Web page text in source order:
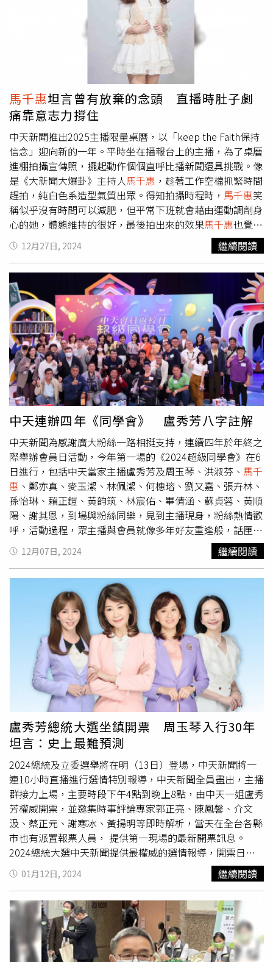
著討論熱度越炒越熱，期間不少議員、名嘴也陸續加入「祭
品文」行列，雞排、珍奶一路加碼，最後意外演變成大型兌
透露，這是自己第一次加入「祭品文賭
注」，沒想到一次就成真，讓她笑稱「真的太意外了」，過
去她在節目中也見過許多來賓發祭品文，但最後都因沒有成
透露自己私下其實不喝珍珠奶茶，這
次為了訂飲料，還認真問了同事普遍大都喜好的甜度、冰
度，「我平常都喝無糖，最多加一點珍珠而已，後來決定直
接交給飲料店，畢竟還是要符合大家口味。」
初都沒料到事情會兌現，「但這次就是大家吃得開心，也是
放鬆心情的一種。」至於日後若再被拱著要打賭，她立刻笑
喊：「之後再被問我一定會三思，不會這麼快就答應。」
馬千惠坦言曾有放棄的念頭 直播時肚子劇
痛靠意志力撐住
中天新聞推出2025主播限量桌曆，以「keep the Faith保持
信念」迎向新的一年。平時坐在播報台上的主播，為了桌曆
進棚拍攝宣傳照，擺起動作個個直呼比播新聞還具挑戰。像
是《大新聞大爆卦》主持人 馬千惠 ，趁著工作空檔抓緊時間
趕拍，純白色系造型氣質出眾。得知拍攝時程時， 馬千惠笑
稱似乎沒有時間可以減肥，但平常下班就會藉由運動調劑身
心的她，體態維持的很好，最後拍出來的效果馬千惠也覺得
滿意。進入新聞圈已經20多年的
，自小學時期，因為
看了前主播李四端的新聞播報，因此受到啟蒙，覺得主播這
個職業很帥氣、很拉風，當時就立志要走進新聞圈，雖然小
時候對「主播」還是一知半解，但慢慢長大發現自己越來越
有興趣，於是大學填志願時，即使家人認為當老師比較吃
香，又是鐵飯碗，但 馬千惠仍有自己的想法：「這些我都不
感興趣，因為我是早就知道自己志向在哪裡的人，一路就是
朝著目標前進。」馬千惠下班會藉由運動調劑身心。（圖／
中天新聞提供）馬千惠透露入行後曾遇到瓶頸，也有過想放
棄的念頭，但往往在決定前剛好都有一個新的契機，讓她突
破困境繼續往前走。「各種突發狀況都遇過，像是近期在主
持《大新聞大爆卦》直播時，因為生理期肚子劇痛，當下真
的很像要拉肚子的感覺，那天我3點才能結束錄影，但痛的
時候是2點半，覺得好像要上廁所，當下閃過念頭如果真的
撐不下去，好像只能向導播或來賓求救，看誰能來擋一下，
而且直播是沒有廣告的，就算有也只有30秒，最後我用意志
力ㄍㄧㄥ到結束。」馬千惠提到播報時主播們一定都會遇到
憋尿的情況，「主播其實也是一般人，這真的是我們的日
常」。 馬千惠透露入行曾遇到瓶頸，也有過想放棄。（圖／
中天新聞提供）2025年即將到來，馬千惠許願「要活的比
之前更好」，「雖然很籠統，但是我覺得就是要逐年進步，
不管是生活、工作或是自身外表的維持都很重要，不能被時
馬千惠
坦言自己容易被流量牽制而影響心情，但
不斷告訴自己「這是在做對的事情」，公司轉型至今第五
年，在她看來每一步都走的很不容易，她說：「所以信念這
件事情，我覺得是支撐自己走下去的一個，很重要的一個力
量，就算累，我也感到很滿足。」
12月27日, 2024 繼續閱讀
中天連辦四年《同學會》 盧秀芳八字註解
中天新聞為感謝廣大粉絲一路相挺支持，連續四年於年終之
際舉辦會員日活動，今年第一場的《2024超級同學會》在6
日進行，包括中天當家主播盧秀芳及周玉琴、洪淑芬、 馬千
惠 、鄭亦真、麥玉潔、林佩潔、何橞瑢、劉又嘉、張卉林、
孫怡琳、賴正鎧、黃韵筑、林宸佑、畢倩涵、蘇貞蓉、黃順
陽、謝其恩，到場與粉絲同樂，見到主播現身，粉絲熱情歡
呼，活動過程，眾主播與會員就像多年好友重逢般，話匣子
一開，全程歡笑聲不斷。接連舉辦四年《超級同學會》，盧
秀芳對第一次特別難忘，因為心情就像見網友一樣，終於看
到粉絲的真面目，「很多人天天出現在聊天室，我常會想像
他們是什麼樣子，直到終於跟大家見面，發現和我想的差不
多！大家朝氣蓬勃、有的嬌小可愛，有的靦腆真誠，從聊天
室躍然到真實世界，全場都很興奮，每位都讓我印象深
刻。」與會員面對面，盧秀芳有許多話想分享，在2024年
的最後一個月，她用八個字做了註解：「『中天值得，未來
可期』。這四年來，中天人沒有辜負粉絲，更從不辜負投身
新聞界的初心，謝謝大家一直以來的支持，中天值得大家繼
續愛護！感恩兩個字都已經無法表達我們心中的感謝，中天
不只收穫了流量、更收穫了全球各地的肯定與支持」這番真
情摯意的心底話，令在場所有人為之動容。中天《2024超
級同學會》粉絲除了來自台灣各縣市，其中更有馬來西亞的
粉絲，為了參加活動特別買了當天來回的機票，這份心意讓
盧秀芳相當感動：「中天的粉絲真的太熱情太可愛了，我們
約好每年12月與大家見面！」盧秀芳也坦言這個月份，對中
天所有同仁來說就是感恩月，訂閱數及觀看人次都還在不斷
成長，「我也必須要說，中天人真的非常優秀、大家都很拼
很衝，四年來各團隊不斷優化、新聞、節目都再創新高，真
的沒有愧對與辜負觀眾的期待。」
12月07日, 2024 繼續閱讀
盧秀芳總統大選坐鎮開票 周玉琴入行30年
坦言：史上最難預測
2024總統及立委選舉將在明（13日）登場，中天新聞將一
連10小時直播進行選情特別報導，中天新聞全員盡出，主播
群接力上場，主要時段下午4點到晚上8點，由中天一姐盧秀
芳權威開票，並邀集時事評論專家郭正亮、陳鳳馨、介文
汲、蔡正元、謝寒冰、黃揚明等即時解析，當天在全台各縣
市也有派置報票人員， 提供第一現場的最新開票訊息。
2024總統大選中天新聞提供最權威的選情報導，開票日當
天下午2點，中天主播
主持的《大新聞大爆卦》，邀
請國際級學者嚴震生、黃奎博、時事評論員黃揚明、郭正
亮、謝寒冰，精闢分析政局時勢。馬千惠表示，2023一整
年都繃緊神經，為了大選報導做準備，關注政治議題一刻不
敢鬆懈：「即便下班休假，我還是無時無刻，一直忍不住地
看新聞，這已經內化成一種習慣。」對於此次大選，她發現
民心思變，對於政黨輪替的渴求聲量居高不下，但也擔憂許
01月12日, 2024 繼續閱讀